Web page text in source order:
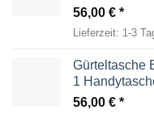
56,00 €
Lieferzeit: 1-3
Gürteltasche
1
56,00 €